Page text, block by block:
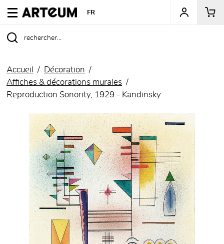
ARTEUM, la référence des boutiques de musées
FR
Accueil
Décoration
Affiches & décorations murales
Reproduction Sonority, 1929 - Kandinsky